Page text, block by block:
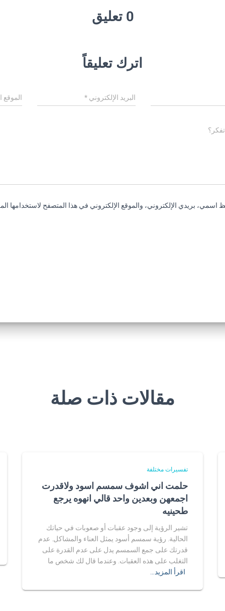
0 تعليق
اترك تعليقاً
البريد الإلكتروني* الموقع
اسمي، بريدي الإلكتروني، والموقع الإلكتروني في هذا المتصفح لاستخدامها
مقالات ذات صلة
تفسيرات مختلفة
حلمت اني اشوف سمسم اسود ولاقدرت
اجمعهن وبعدين واحد قالي انهوه يرجع
طحينيه
تشير الرؤية إلى وجود عقبات أو صعوبات في حياتك
الحالية. رؤية سمسم أسود يمثل العناء والمشاكل. عدم
قدرتك على جمع السمسم يدل على عدم القدرة على
التغلب على هذه العقبات. وعندما قال لك شخص ما
اقرأ المزيد…